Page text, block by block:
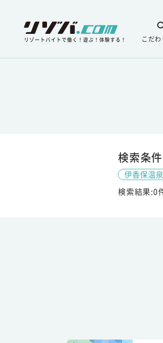
リゾートバイトで働く！遊ぶ！体験する！ こだ
検索条件
伊香保温泉
検索結果:0